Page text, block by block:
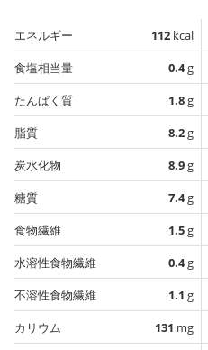
エネルギー 112 kcal
食塩相当量
0.4g
たんぱく質
1.8g
脂質
8.2g
炭水化物
8.9g
糖質
7.4g
食物繊維
1.5g
水溶性食物繊維
0.4g
不溶性食物繊維
1.1 g
カリウム
131 mg